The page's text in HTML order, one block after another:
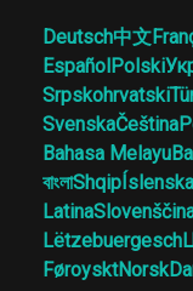
Deutsch中文
EspañolPolski
Srpskohrvatski
SvenskaČeština
Bahasa Melayu
বাংলাShqipÍslenska
Latina
Lëtzebuergesch
FøroysktNorsk